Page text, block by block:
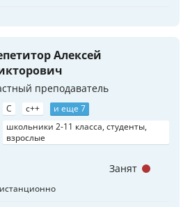
Алексей
преподаватель
C c++
и еще 7
школьники 2-11 класса, студенты,
взрослые
Занят